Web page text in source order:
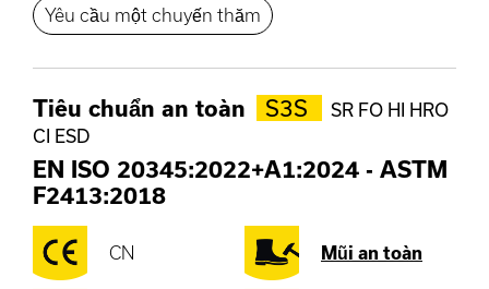
Yêu cầu một chuyến thăm
Tiêu chuẩn an toàn S3S
SR FO HI HRO
CI ESD
EN ISO 20345:2022+A1:2024 - ASTM
F2413:2018
CN Mũi an toàn